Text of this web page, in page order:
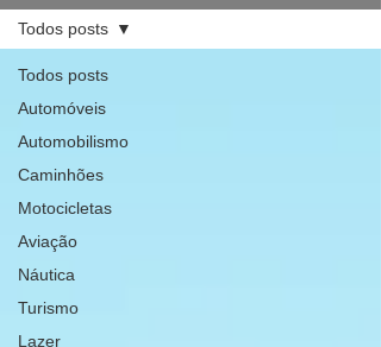
Todos posts
Automóveis
Automobilismo
Caminhões
Motocicletas
Aviação
Náutica
Turismo
Lazer
Todos posts